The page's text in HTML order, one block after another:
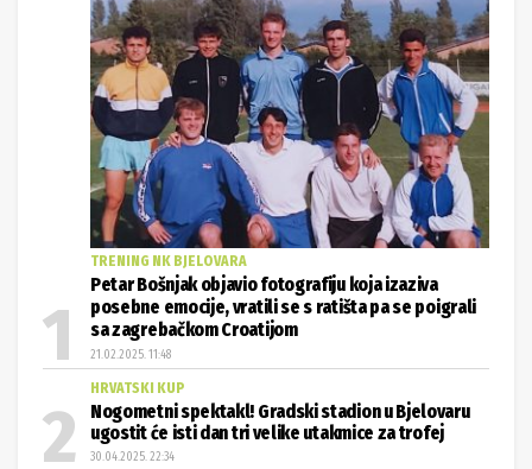
TRENING NK BJELOVARA
Petar Bošnjak objavio fotografiju koja izaziva
posebne emocije, vratili se s ratišta pa se poigrali
sa zagrebačkom Croatijom
21.02.2025. 11:48
HRVATSKI KUP
Nogometni spektakl! Gradski stadion u Bjelovaru
ugostit će isti dan tri velike utakmice za trofej
30.04.2025. 22:34